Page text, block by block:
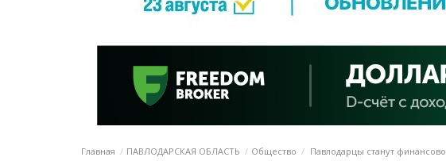
Главная ПАВЛОДАРСКАЯ ОБЛАСТЬ Общество Павлодарцы станут